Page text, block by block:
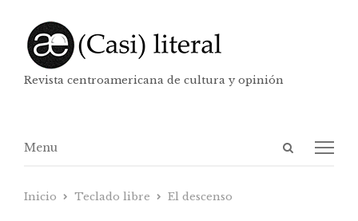
Revista centroamericana de cultura y opinión
Abrir
Menú
Menu
Inicio Teclado libre El descenso